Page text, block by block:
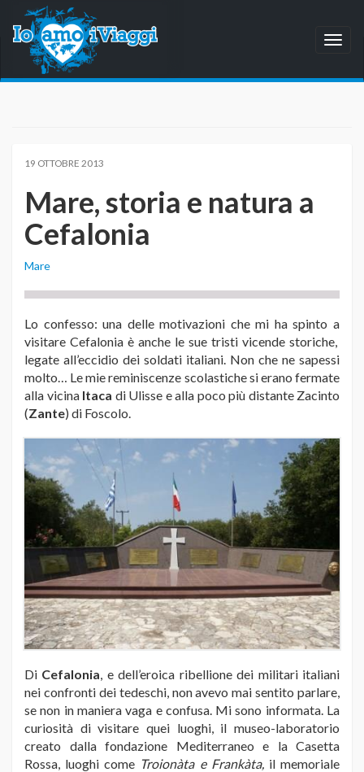
19 OTTOBRE 2013
Mare, storia e natura a
Cefalonia
Mare
Lo confesso: una delle motivazioni che mi ha spinto a
visitare Cefalonia è anche le sue tristi vicende storiche,
legate all’eccidio dei soldati italiani. Non che ne sapessi
molto… Le mie reminiscenze scolastiche si erano fermate
alla vicina Itaca di Ulisse e alla poco più distante Zacinto
(Zante) di Foscolo.
Di Cefalonia, e dell’eroica ribellione dei militari italiani
nei confronti dei tedeschi, non avevo mai sentito parlare,
se non in maniera vaga e confusa. Mi sono informata. La
curiosità di visitare quei luoghi, il museo-laboratorio
creato dalla fondazione Mediterraneo e la Casetta
Rossa, luoghi come Troionàta e Frankàta,il memoriale